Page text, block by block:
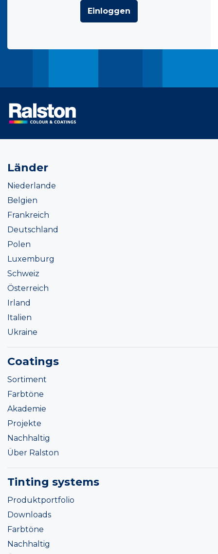
Einloggen
Länder
Niederlande
Belgien
Frankreich
Deutschland
Polen
Luxemburg
Schweiz
Österreich
Irland
Italien
Ukraine
Coatings
Sortiment
Farbtöne
Akademie
Projekte
Nachhaltig
Über Ralston
Tinting systems
Produktportfolio
Downloads
Farbtöne
Nachhaltig